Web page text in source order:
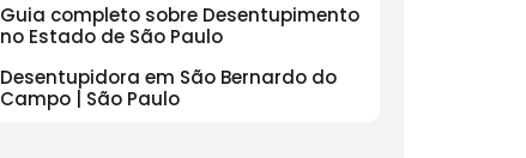
Guia completo sobre Desentupimento
no Estado de São Paulo
Desentupidora em São Bernardo do
Campo | São Paulo